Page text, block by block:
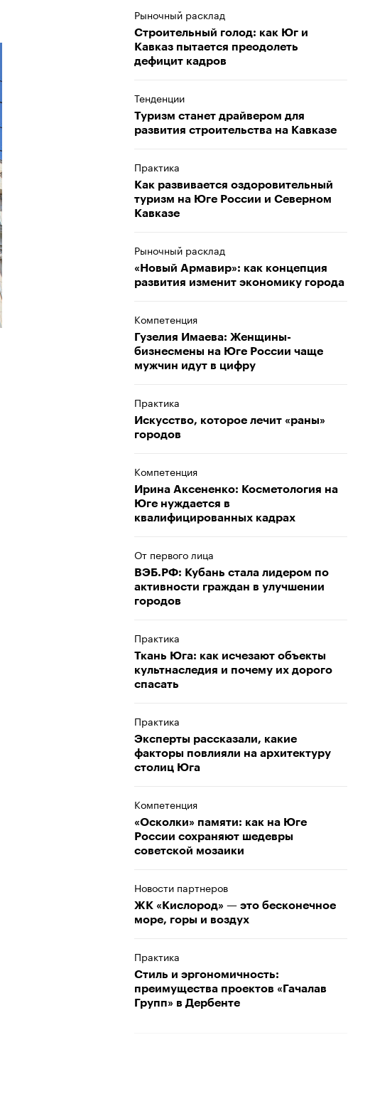
Рыночный расклад
Строительный голод: как Юг и
Кавказ пытается преодолеть
дефицит кадров
Тенденции
Туризм станет драйвером для
развития строительства на Кавказе
Практика
Как развивается оздоровительный
туризм на Юге России и Северном
Кавказе
Рыночный расклад
«Новый Армавир»: как концепция
развития изменит экономику города
Компетенция
Гузелия Имаева: Женщины-
бизнесмены на Юге России чаще
мужчин идут в цифру
Практика
Искусство, которое лечит «раны»
городов
Компетенция
Ирина Аксененко: Косметология на
Юге нуждается в
квалифицированных кадрах
От первого лица
ВЭБ.РФ: Кубань стала лидером по
активности граждан в улучшении
городов
Практика
Ткань Юга: как исчезают объекты
культнаследия и почему их дорого
спасать
Практика
Эксперты рассказали, какие
факторы повлияли на архитектуру
столиц Юга
Компетенция
«Осколки» памяти: как на Юге
России сохраняют шедевры
советской мозаики
Новости партнеров
ЖК «Кислород» — это бесконечное
море, горы и воздух
Практика
Стиль и эргономичность:
преимущества проектов «Гачалав
Групп» в Дербенте